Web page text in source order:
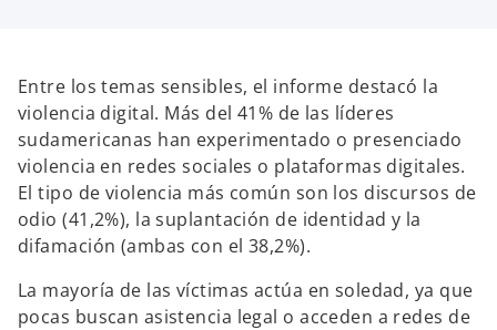
Entre los temas sensibles, el informe destacó la
violencia digital. Más del 41% de las líderes
sudamericanas han experimentado o presenciado
violencia en redes sociales o plataformas digitales.
El tipo de violencia más común son los discursos de
odio (41,2%), la suplantación de identidad y la
difamación (ambas con el 38,2%).
La mayoría de las víctimas actúa en soledad, ya que
pocas buscan asistencia legal o acceden a redes de